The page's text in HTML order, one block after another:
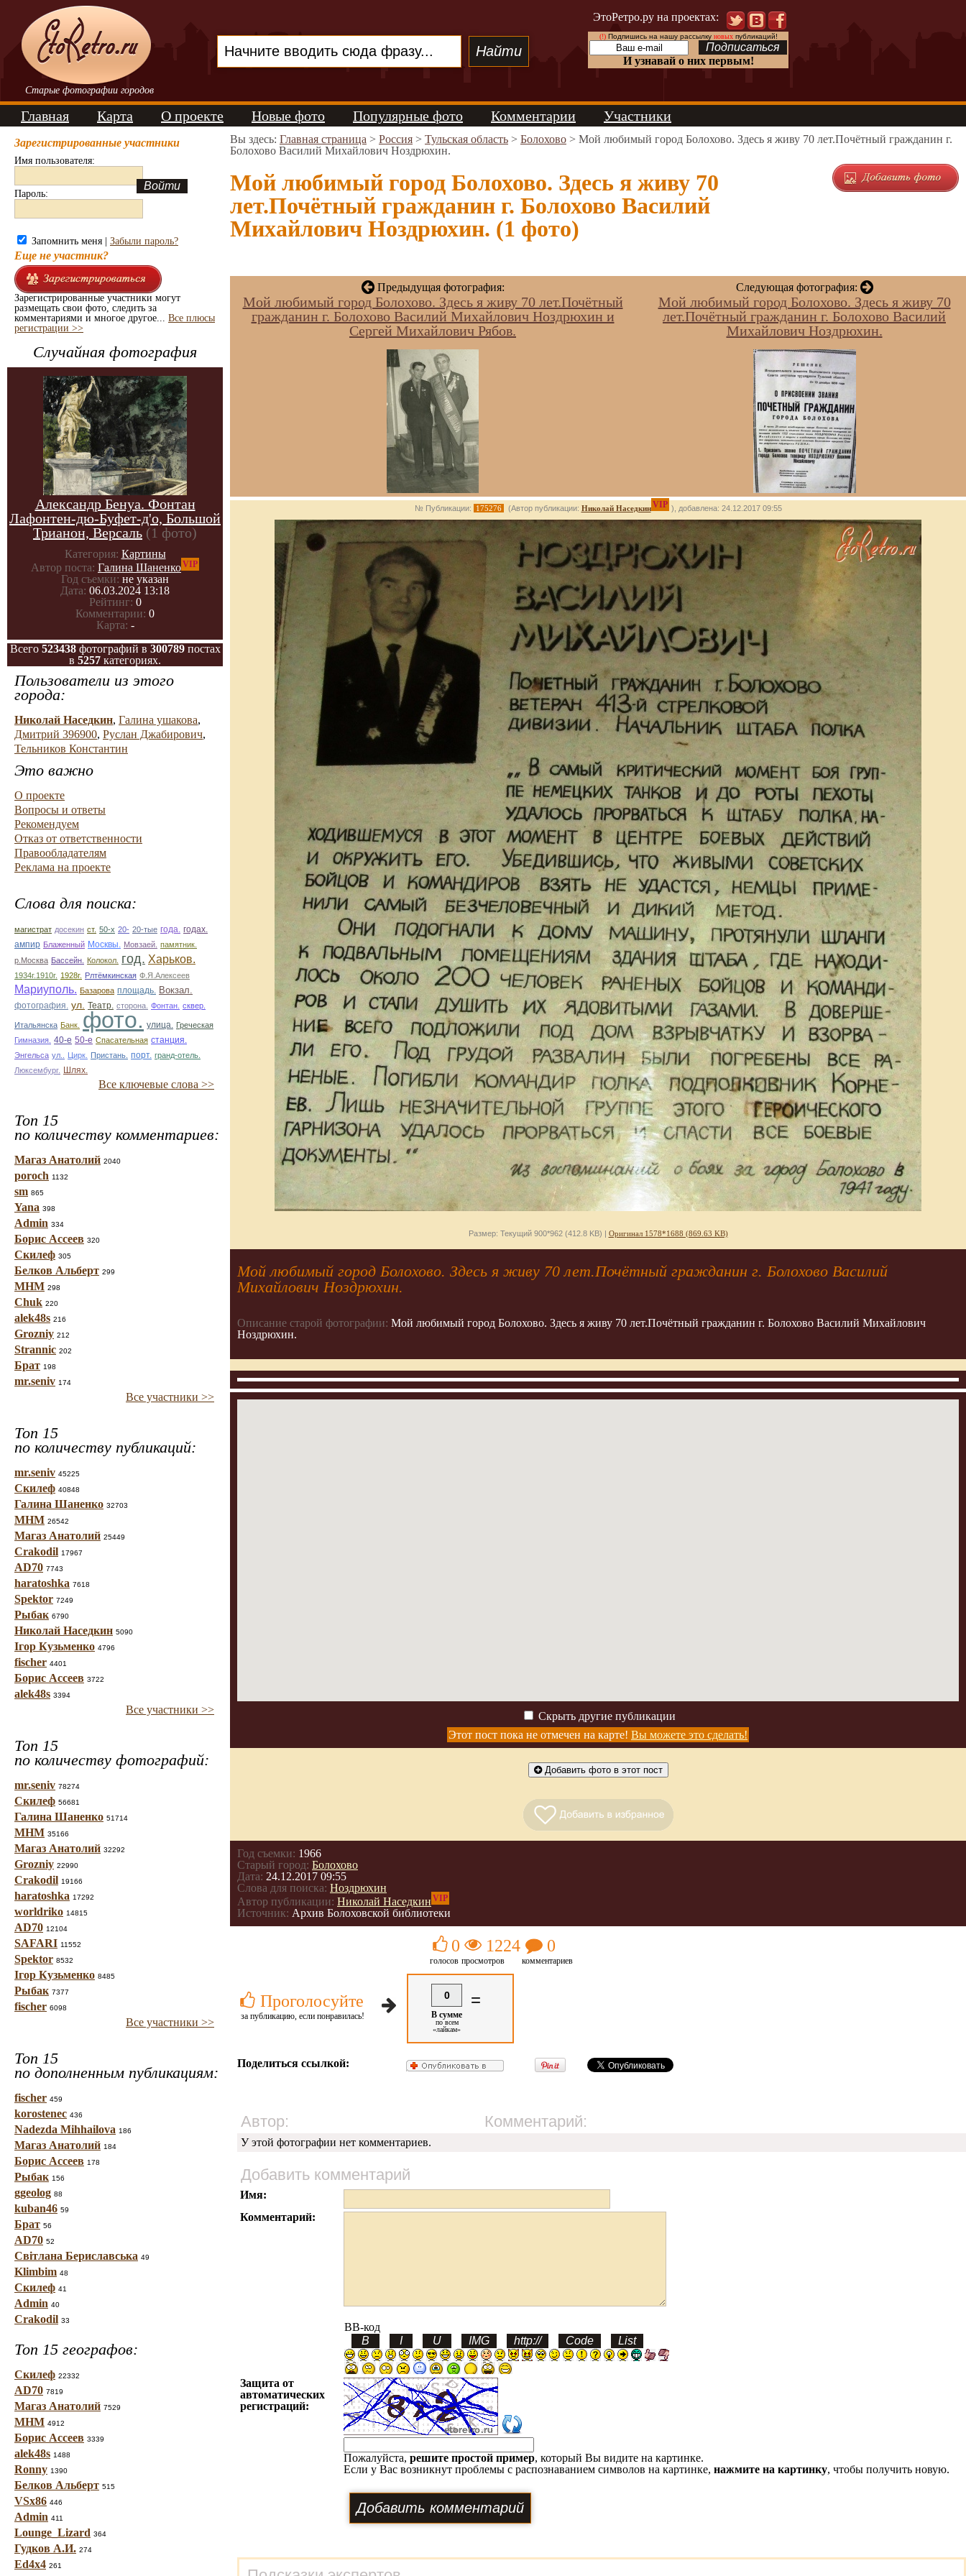
Старые фотографии городов
ЭтоРетро.ру на проектах:
(!)Подпишись на нашу рассылку новыхпубликаций!
И узнавай о них первым!
Главная Карта О проекте Новые фото Популярные фото Комментарии Участники
Зарегистрированные участники
Имя пользователя:
Пароль:
Запомнить меня | Забыли пароль?
Еще не участник?
Зарегистрированные участники могут
размещать свои фото, следить за
комментариями и многое другое... Все плюсы
регистрации >>
Случайная фотография
Александр Бенуа. Фонтан
Лафонтен-дю-Буфет-д'о, Большой
Трианон, Версаль (1 фото)
Категория: Картины
Автор поста: Галина ШаненкоVIP
Год съемки: не указан
Дата: 06.03.2024 13:18
Рейтинг: 0
Комментарии: 0
Карта: -
Всего 523438фотографий в 300789постах
в 5257 категориях.
Пользователи из этого
города:
Николай Наседкин, Галина ушакова,
Дмитрий 396900, Руслан Джабирович,
Тельников Константин
Это важно
О проекте
Вопросы и ответы
Рекомендуем
Отказ от ответственности
Правообладателям
Реклама на проекте
Слова для поиска:
магистрат досекин ст. 50-х 20- 20-тые года. годах.
ампир Блаженный Москвы. Мовзаей. памятник.
р.Москва Бассейн. Колокол. год. Харьков.
1934г.1910г. 1928г. Рлтёмкинская Ф.Я.Алексеев
Мариуполь. Базарова площадь. Вокзал.
фотография. ул. Театр. сторона. Фонтан. сквер.
Итальянска Банк. фото. улица. Греческая
Гимназия. 40-е 50-е Спасательная станция.
Энгельса ул.. Цирк. Пристань. порт. гранд-отель.
Люксембург.
Шлях.
Все ключевые слова >>
Топ 15
по количеству комментариев:
Магаз Анатолий 2040
poroch 1132
sm 865
Yana 398
Admin 334
Борис Ассеев 320
Скилеф 305
Белков Альберт 299
МНМ 298
Chuk 220
alek48s 216
Grozniy 212
Strannic 202
Брат 198
mr.seniv 174
Все участники >>
Топ 15
по количеству публикаций:
mr.seniv 45225
Скилеф 40848
Галина Шаненко 32703
МНМ 26542
Магаз Анатолий 25449
Crakodil 17967
AD70 7743
haratoshka 7618
Spektor 7249
Рыбак 6790
Николай Наседкин 5090
Ігор Кузьменко 4796
fischer 4401
Борис Ассеев 3722
alek48s 3394
Все участники >>
Топ 15
по количеству фотографий:
mr.seniv 78274
Скилеф 56681
Галина Шаненко 51714
МНМ 35166
Магаз Анатолий 32292
Grozniy 22990
Crakodil 19166
haratoshka 17292
worldriko 14815
AD70 12104
SAFARI 11552
Spektor 8532
Ігор Кузьменко 8485
Рыбак 7377
fischer 6098
Все участники >>
Топ 15
по дополненным публикациям:
fischer 459
korostenec 436
Nadezda Mihhailova 186
Магаз Анатолий 184
Борис Ассеев 178
Рыбак 156
ggeolog 88
kuban46 59
Брат 56
AD70 52
Світлана Бериславська 49
Klimbim 48
Скилеф 41
Admin 40
Crakodil 33
Топ 15 географов:
Скилеф 22332
AD70 7819
Магаз Анатолий 7529
МНМ 4912
Борис Ассеев 3339
alek48s 1488
Ronny 1390
Белков Альберт 515
VSx86 446
Admin 411
Lounge_Lizard 364
Гудков А.И. 274
Ed4x4 261
Вы здесь: Главная страница > Россия > Тульская область > Болохово > Мой любимый город Болохово. Здесь я живу 70 лет.Почётный гражданин г.
Болохово Василий Михайлович Ноздрюхин.
Мой любимый город Болохово. Здесь я живу 70
лет.Почётный гражданин г. Болохово Василий
Михайлович Ноздрюхин. (1 фото)
Предыдущая фотография:
Мой любимый город Болохово. Здесь я живу 70 лет.Почётный
гражданин г. Болохово Василий Михайлович Ноздрюхин и
Сергей Михайлович Рябов.
Следующая фотография:
Мой любимый город Болохово. Здесь я живу 70
лет.Почётный гражданин г. Болохово Василий
Михайлович Ноздрюхин.
№ Публикации: 175276 (Автор публикации: Николай Наседкин VIP ), добавлена: 24.12.2017 09:55
Размер: Текущий 900*962 (412.8 KB) | Оригинал 1578*1688 (869.63 KB)
Мой любимый город Болохово. Здесь я живу 70 лет.Почётный гражданин г. Болохово Василий
Михайлович Ноздрюхин.
Описание старой фотографии: Мой любимый город Болохово. Здесь я живу 70 лет.Почётный гражданин г. Болохово Василий Михайлович
Ноздрюхин.
Скрыть другие публикации
Этот пост пока не отмечен на карте! Вы можете это сделать!
Добавить фото в этот пост
Год съемки: 1966
Старый город: Болохово
Дата: 24.12.2017 09:55
Слова для поиска: Ноздрюхин
Автор публикации: Николай Наседкин VIP
Источник: Архив Болоховской библиотеки
Проголосуйте
за публикацию, если понравилась!
0
голосов
1224
просмотров
0
комментариев
0
В сумме
по всем
«лайкам»
=
Поделиться ссылкой:
Автор: Комментарий:
У этой фотографии нет комментариев.
Добавить комментарий
Имя:
Комментарий:
BB-код
Защита от
автоматических
регистраций:
Пожалуйста, решите простой пример, который Вы видите на картинке.
Если у Вас возникнут проблемы с распознаванием символов на картинке, нажмите на картинку, чтобы получить новую.